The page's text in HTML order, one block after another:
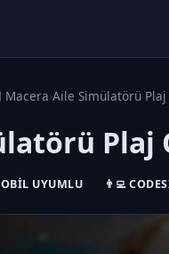
›Aile Simülatörü Plaj
Plaj
UYUMLU 👨‍💻